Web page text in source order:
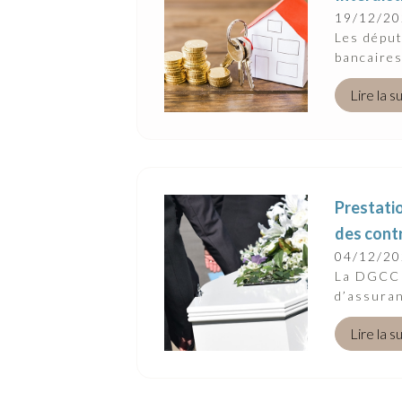
19/12/
Les
Lire la
des
04/12/
La
Lire la